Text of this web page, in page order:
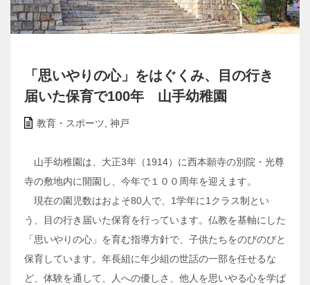
「思いやりの心」をはぐくみ、目の行き
届いた保育で100年 山手幼稚園
教育・スポーツ, 神戸
山手幼稚園は、大正3年（1914）に西本願寺の別院・光尊
寺の敷地内に開園し、今年で１００周年を迎えます。
現在の園児数はおよそ80人で、1学年に1クラス制とい
う、目の行き届いた保育を行っています。仏教を基軸にした
「思いやりの心」を育む指導方針で、子供たちをのびのびと
保育しています。年長組に年少組の世話の一部を任せるな
ど、体験を通して、人への優しさ、他人を思いやる心を学ば